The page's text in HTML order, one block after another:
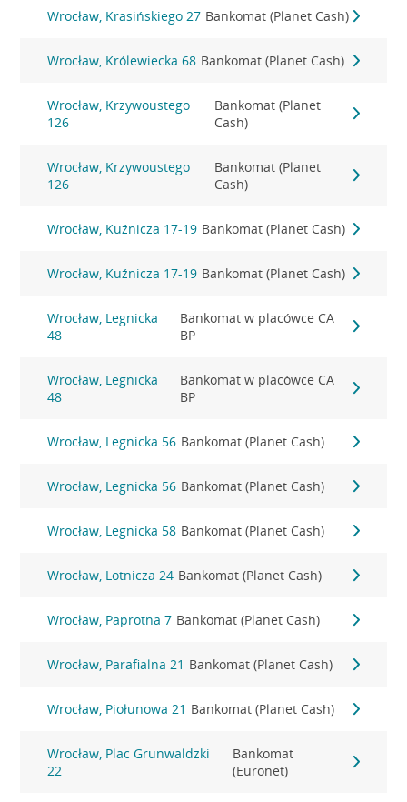
Wrocław, Krasińskiego 27 Bankomat (Planet Cash)
Wrocław, Królewiecka 68 Bankomat (Planet Cash)
Wrocław, Krzywoustego
126
Bankomat (Planet
Cash)
Wrocław, Krzywoustego
126
Bankomat (Planet
Cash)
Wrocław, Kuźnicza 17-19 Bankomat (Planet Cash)
Wrocław, Kuźnicza 17-19 Bankomat (Planet Cash)
Wrocław, Legnicka
48
Bankomat w placówce CA
BP
Wrocław, Legnicka
48
Bankomat w placówce CA
BP
Wrocław, Legnicka 56 Bankomat (Planet Cash)
Wrocław, Legnicka 56 Bankomat (Planet Cash)
Wrocław, Legnicka 58 Bankomat (Planet Cash)
Wrocław, Lotnicza 24 Bankomat (Planet Cash)
Wrocław, Paprotna 7 Bankomat (Planet Cash)
Wrocław, Parafialna 21 Bankomat (Planet Cash)
Wrocław, Piołunowa 21 Bankomat (Planet Cash)
Wrocław, Plac Grunwaldzki
22
Bankomat
(Euronet)